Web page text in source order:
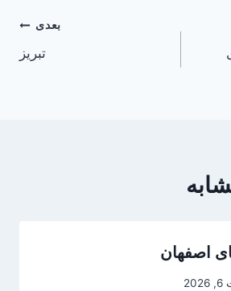
بعدی
تبریز
اصفهان